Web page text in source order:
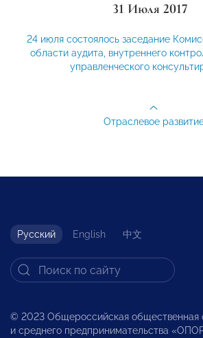
31 Июля 2017
24 июля состоялось заседание
области аудита, внутреннего
управленческого
Отраслевое
Русский English 中文
© 2023 Общероссийская общественная
и среднего предпринимательства